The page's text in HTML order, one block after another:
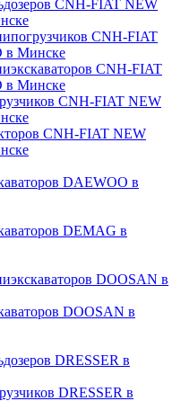
CNH-FIAT NEW
CNH-FIAT
в Минске
CNH-FIAT
в Минске
CNH-FIAT NEW
CNH-FIAT NEW
DAEWOO в
DEMAG в
DOOSAN в
DOOSAN в
DRESSER в
DRESSER в